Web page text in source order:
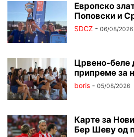
Европско
Поповски и
SDCZ - 06/08/2026
Црвено-беле
припреме за
boris - 05/08/2026
Карте за
Бер Шеву од